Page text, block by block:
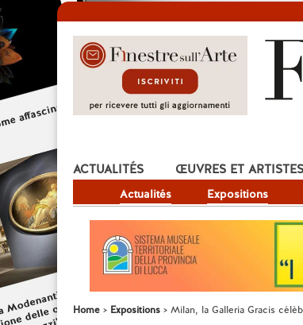
ACTUALITÉS
Actualités Expositions
ŒUVRES ET ARTISTES
Home Expositions Milan, la Galleria Gracis